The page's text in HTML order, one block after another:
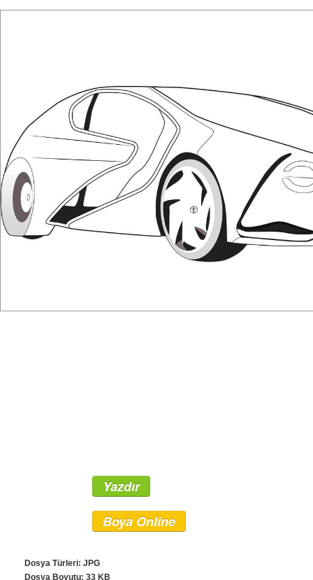
Yazdır
Boya Online
Dosya Türleri: JPG
Dosya Boyutu: 33 KB